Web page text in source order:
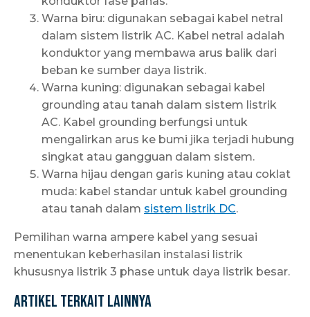
Warna biru: digunakan sebagai kabel netral
dalam sistem listrik AC. Kabel netral adalah
konduktor yang membawa arus balik dari
beban ke sumber daya listrik.
Warna kuning: digunakan sebagai kabel
grounding atau tanah dalam sistem listrik
AC. Kabel grounding berfungsi untuk
mengalirkan arus ke bumi jika terjadi hubung
singkat atau gangguan dalam sistem.
Warna hijau dengan garis kuning atau coklat
muda: kabel standar untuk kabel grounding
atau tanah dalam sistem listrik DC.
Pemilihan warna ampere kabel yang sesuai
menentukan keberhasilan instalasi listrik
khususnya listrik 3 phase untuk daya listrik besar.
Artikel Terkait Lainnya